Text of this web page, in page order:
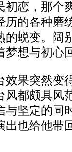
初恋，那个
历的各种磨
的蜕变。阔
梦想与初心
果突然变
风都颇具风
与坚定的同
出也给他带